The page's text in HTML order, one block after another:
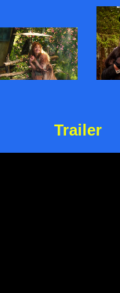
Trailer